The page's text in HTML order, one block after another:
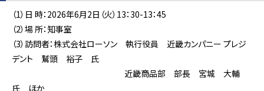
（1）日 時：2026年6月2日（火）13：30-13：45
（2）場 所：知事室
（3）訪問者：株式会社ローソン 執行役員 近畿カンパニー プレジ
デント 鷲頭 裕子 氏
近畿商品部 部長 宮城 大輔
氏 ほか